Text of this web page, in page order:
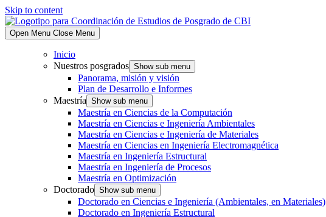
Skip to content
Open Menu Close Menu
Inicio
Nuestros posgrados Show sub menu
Panorama, misión y visión
Plan de Desarrollo e Informes
Maestría Show sub menu
Maestría en Ciencias de la Computación
Maestría en Ciencias e Ingeniería Ambientales
Maestría en Ciencias e Ingeniería de Materiales
Maestría en Ciencias en Ingeniería Electromagnética
Maestría en Ingeniería Estructural
Maestría en Ingeniería de Procesos
Maestría en Optimización
Doctorado Show sub menu
Doctorado en Ciencias e Ingeniería (Ambientales, en Materiales)
Doctorado en Ingeniería Estructural